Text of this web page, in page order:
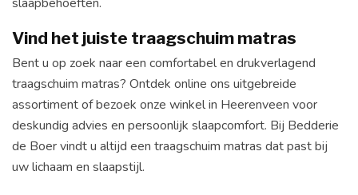
Vind het juiste traagschuim matras
Bent u op zoek naar een comfortabel en drukverlagend
traagschuim matras? Ontdek online ons uitgebreide
assortiment of bezoek onze winkel in Heerenveen voor
deskundig advies en persoonlijk slaapcomfort. Bij Bedderie
de Boer vindt u altijd een traagschuim matras dat past bij
uw lichaam en slaapstijl.